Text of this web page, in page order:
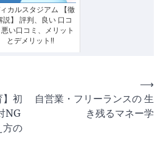
ィカルスタジアム 【徹
説】 評判、良い 口コ
悪い口コミ、メリット
とデメリット!!
】初
NG
方の
自営業・フリーランスの 生
き残るマネー学
⟶